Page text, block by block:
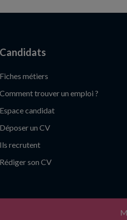
Candidats
Fiches métiers
Comment trouver un emploi ?
Espace candidat
Déposer un CV
Ils recrutent
Rédiger son CV